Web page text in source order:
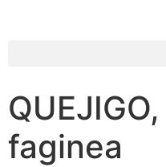
faginea